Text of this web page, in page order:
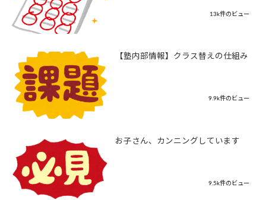
13k件のビュー
【塾内部情報】クラス替えの仕組み
9.9k件のビュー
お子さん、カンニングしています
9.5k件のビュー